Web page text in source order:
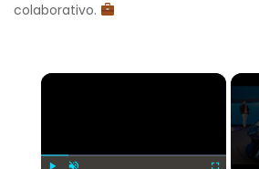
colaborativo.
×